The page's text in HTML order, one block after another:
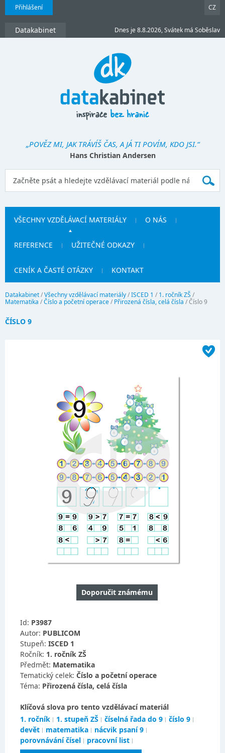
Přihlášení CZ
Datakabinet Dnes je 8.8.2026, Svátek má Soběslav
„POVĚZ MI, JAK TRÁVÍŠ ČAS, A JÁ TI POVÍM, KDO JSI.“
Hans Christian Andersen
VŠECHNY VZDĚLÁVACÍ MATERIÁLY O NÁS
REFERENCE UŽITEČNÉ ODKAZY
CENÍK A ČASTÉ OTÁZKY KONTAKT
Datakabinet/Všechny vzdělávací materiály/ISCED 1 / 1. ročník ZŠ /
Matematika /Číslo a početní operace/ Přirozená čísla, celá čísla /Číslo 9
ČÍSLO 9
Doporučit známému
Id: P3987
Autor: PUBLICOM
Stupeň: ISCED 1
Ročník: 1. ročník ZŠ
Předmět: Matematika
Tematický celek: Číslo a početní operace
Téma: Přirozená čísla, celá čísla
Klíčová slova pro tento vzdělávací materiál
1. ročník
1. stupeň ZŠ číselná řada do 9
číslo 9
devět
matematika
nácvik psaní 9
porovnávání čísel
pracovní list